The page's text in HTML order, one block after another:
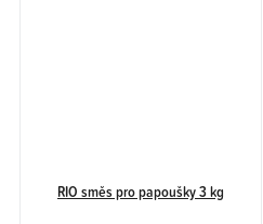
RIO směs pro papoušky 3 kg